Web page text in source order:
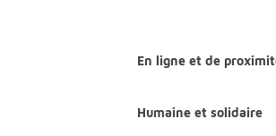
En ligne et de
Humaine et solidaire